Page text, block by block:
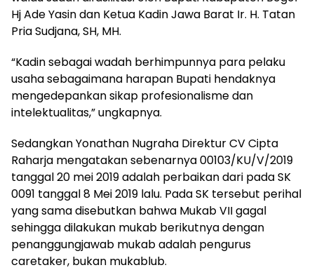
Hj Ade Yasin dan Ketua Kadin Jawa Barat Ir. H. Tatan
Pria Sudjana, SH, MH.
“Kadin sebagai wadah berhimpunnya para pelaku
usaha sebagaimana harapan Bupati hendaknya
mengedepankan sikap profesionalisme dan
intelektualitas,” ungkapnya.
Sedangkan Yonathan Nugraha Direktur CV Cipta
Raharja mengatakan sebenarnya 00103/KU/V/2019
tanggal 20 mei 2019 adalah perbaikan dari pada SK
0091 tanggal 8 Mei 2019 lalu. Pada SK tersebut perihal
yang sama disebutkan bahwa Mukab VII gagal
sehingga dilakukan mukab berikutnya dengan
penanggungjawab mukab adalah pengurus
caretaker, bukan mukablub.